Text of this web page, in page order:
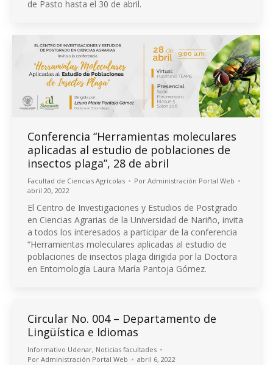
de Pasto hasta el 30 de abril.
Conferencia “Herramientas moleculares
aplicadas al estudio de poblaciones de
insectos plaga”, 28 de abril
Facultad de Ciencias Agrícolas Por Administración Portal Web
abril 20, 2022
El Centro de Investigaciones y Estudios de Postgrado
en Ciencias Agrarias de la Universidad de Nariño, invita
a todos los interesados a participar de la conferencia
“Herramientas moleculares aplicadas al estudio de
poblaciones de insectos plaga dirigida por la Doctora
en Entomología Laura María Pantoja Gómez.
Circular No. 004 – Departamento de
Lingüística e Idiomas
Informativo Udenar, Noticias facultades
Por Administración Portal Web abril 6, 2022